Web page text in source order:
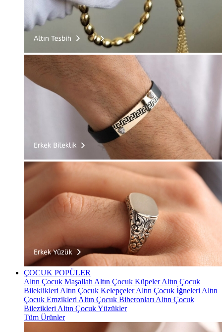
ÇOCUK POPÜLER
Altın Çocuk Maşallah Altın Çocuk KüpelerAltın Çocuk
Bileklikleri Altın Çocuk KelepçelerAltın Çocuk İğneleri Altın
Çocuk Emzikleri Altın Çocuk Biberonları Altın Çocuk
Bilezikleri Altın Çocuk Yüzükler
Tüm Ürünler